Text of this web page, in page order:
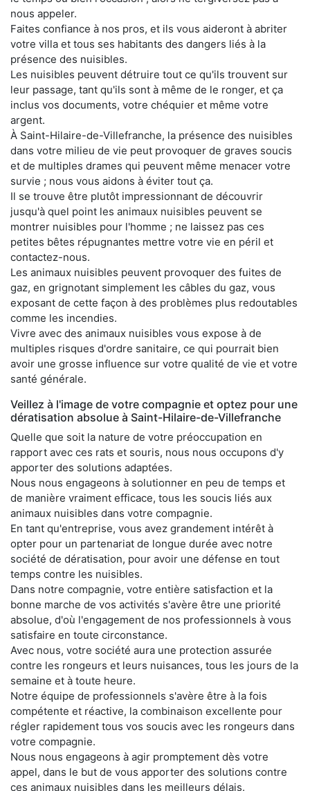
nous appeler.
Faites confiance à nos pros, et ils vous aideront à abriter
votre villa et tous ses habitants des dangers liés à la
présence des nuisibles.
Les nuisibles peuvent détruire tout ce qu'ils trouvent sur
leur passage, tant qu'ils sont à même de le ronger, et ça
inclus vos documents, votre chéquier et même votre
argent.
À Saint-Hilaire-de-Villefranche, la présence des nuisibles
dans votre milieu de vie peut provoquer de graves soucis
et de multiples drames qui peuvent même menacer votre
survie ; nous vous aidons à éviter tout ça.
Il se trouve être plutôt impressionnant de découvrir
jusqu'à quel point les animaux nuisibles peuvent se
montrer nuisibles pour l'homme ; ne laissez pas ces
petites bêtes répugnantes mettre votre vie en péril et
contactez-nous.
Les animaux nuisibles peuvent provoquer des fuites de
gaz, en grignotant simplement les câbles du gaz, vous
exposant de cette façon à des problèmes plus redoutables
comme les incendies.
Vivre avec des animaux nuisibles vous expose à de
multiples risques d'ordre sanitaire, ce qui pourrait bien
avoir une grosse influence sur votre qualité de vie et votre
santé générale.
Veillez à l'image de votre compagnie et optez pour une
dératisation absolue à Saint-Hilaire-de-Villefranche
Quelle que soit la nature de votre préoccupation en
rapport avec ces rats et souris, nous nous occupons d'y
apporter des solutions adaptées.
Nous nous engageons à solutionner en peu de temps et
de manière vraiment efficace, tous les soucis liés aux
animaux nuisibles dans votre compagnie.
En tant qu'entreprise, vous avez grandement intérêt à
opter pour un partenariat de longue durée avec notre
société de dératisation, pour avoir une défense en tout
temps contre les nuisibles.
Dans notre compagnie, votre entière satisfaction et la
bonne marche de vos activités s'avère être une priorité
absolue, d'où l'engagement de nos professionnels à vous
satisfaire en toute circonstance.
Avec nous, votre société aura une protection assurée
contre les rongeurs et leurs nuisances, tous les jours de la
semaine et à toute heure.
Notre équipe de professionnels s'avère être à la fois
compétente et réactive, la combinaison excellente pour
régler rapidement tous vos soucis avec les rongeurs dans
votre compagnie.
Nous nous engageons à agir promptement dès votre
appel, dans le but de vous apporter des solutions contre
ces animaux nuisibles dans les meilleurs délais.